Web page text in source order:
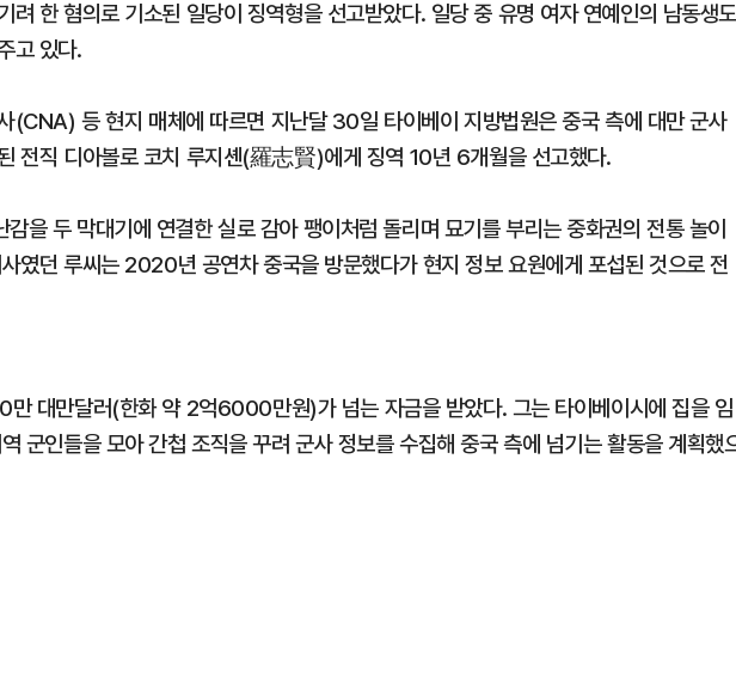
려 한 혐의로 기소된 일당이 징역형을 선고받았다. 일당 중 유명 여자 연예인의 남동생
고 있다.
(CNA) 등 현지 매체에 따르면 지난달 30일 타이베이 지방법원은 중국 측에 대만 군사
전직 디아볼로 코치 루지셴(羅志賢)에게 징역 10년 6개월을 선고했다.
을 두 막대기에 연결한 실로 감아 팽이처럼 돌리며 묘기를 부리는 중화권의 전통 놀이
였던 루씨는 2020년 공연차 중국을 방문했다가 현지 정보 요원에게 포섭된 것으로 전
대만달러(한화 약 2억6000만원)가 넘는 자금을 받았다. 그는 타이베이시에 집을 임
군인들을 모아 간첩 조직을 꾸려 군사 정보를 수집해 중국 측에 넘기는 활동을 계획했